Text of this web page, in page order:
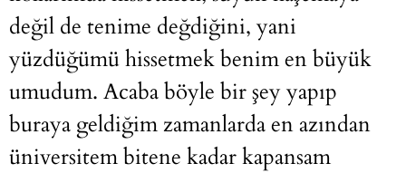
değil de tenime değdiğini, yani
yüzdüğümü hissetmek benim en büyük
umudum. Acaba böyle bir şey yapıp
buraya geldiğim zamanlarda en azından
üniversitem bitene kadar kapansam